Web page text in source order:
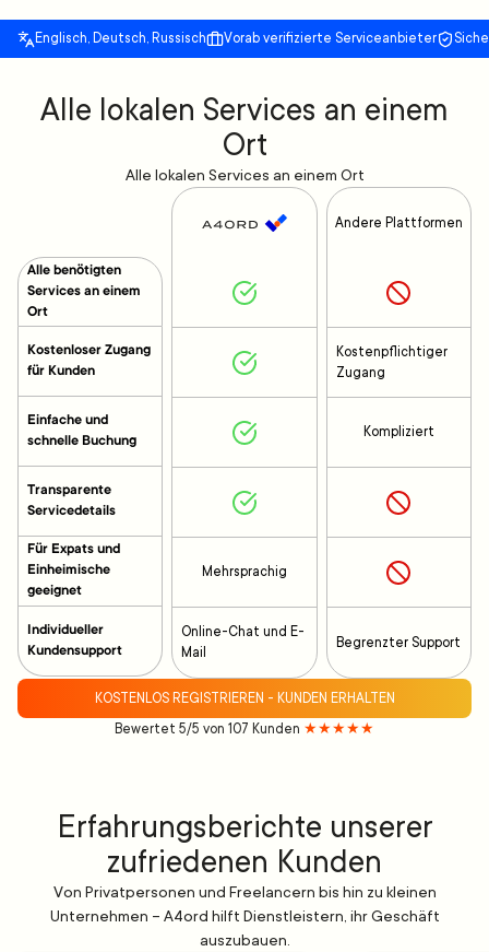
Englisch, Deutsch, Russisch Vorab verifizierte Serviceanbieter
Alle lokalen Services an einem
Ort
Alle lokalen Services an einem Ort
Alle benötigten
Services an einem
Ort
Kostenloser Zugang
für Kunden
Einfache und
schnelle Buchung
Transparente
Servicedetails
Für Expats und
Einheimische
geeignet
Individueller
Kundensupport
Mehrsprachig
Online-Chat und E-
Mail
Andere Plattformen
Kostenpflichtiger
Zugang
Kompliziert
Begrenzter Support
KOSTENLOS REGISTRIEREN - KUNDEN ERHALTEN
Bewertet 5/5 von 107 Kunden ★★★★★
Erfahrungsberichte unserer
zufriedenen Kunden
Von Privatpersonen und Freelancern bis hin zu kleinen
Unternehmen – A4ord hilft Dienstleistern, ihr Geschäft
auszubauen.